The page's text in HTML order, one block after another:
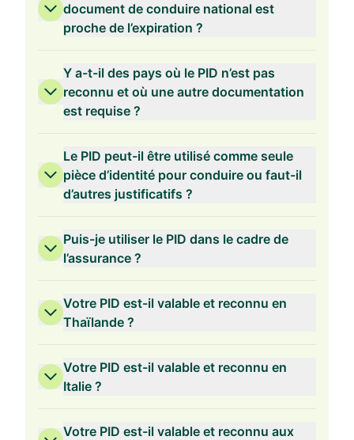
document de conduire national est
proche de l’expiration ?
Y a-t-il des pays où le PID n’est pas
reconnu et où une autre documentation
est requise ?
Le PID peut-il être utilisé comme seule
pièce d’identité pour conduire ou faut-il
d’autres justificatifs ?
Puis-je utiliser le PID dans le cadre de
l’assurance ?
Votre PID est-il valable et reconnu en
Thaïlande ?
Votre PID est-il valable et reconnu en
Italie ?
Votre PID est-il valable et reconnu aux